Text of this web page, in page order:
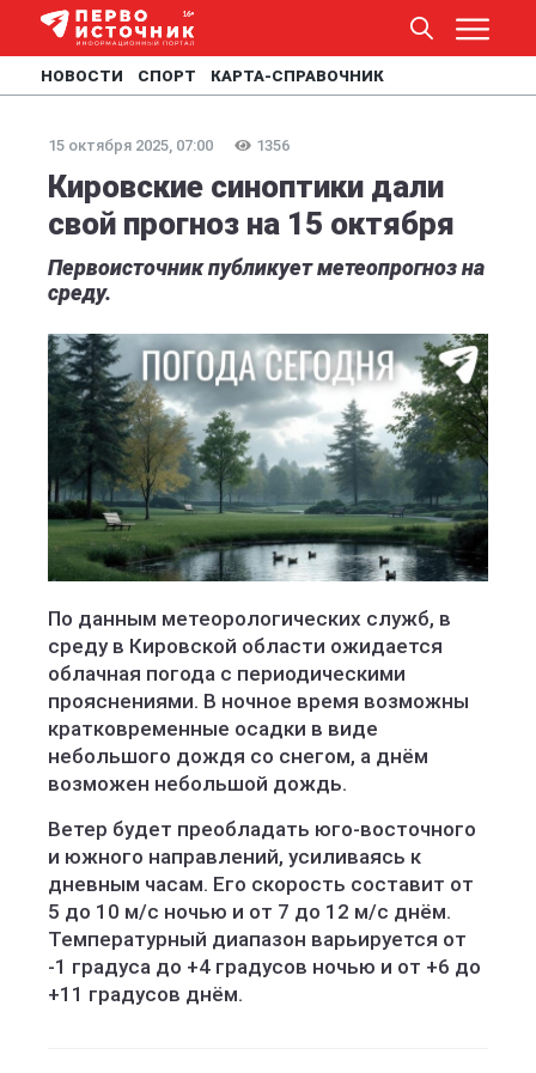
НОВОСТИ СПОРТ КАРТА-СПРАВОЧНИК
15 октября 2025, 07:00 1356
Кировские синоптики дали
свой прогноз на 15 октября
Первоисточник публикует метеопрогноз на
среду.
По данным метеорологических служб, в
среду в Кировской области ожидается
облачная погода с периодическими
прояснениями. В ночное время возможны
кратковременные осадки в виде
небольшого дождя со снегом, а днём
возможен небольшой дождь.
Ветер будет преобладать юго-восточного
и южного направлений, усиливаясь к
дневным часам. Его скорость составит от
5 до 10 м/с ночью и от 7 до 12 м/с днём.
Температурный диапазон варьируется от
-1 градуса до +4 градусов ночью и от +6 до
+11 градусов днём.